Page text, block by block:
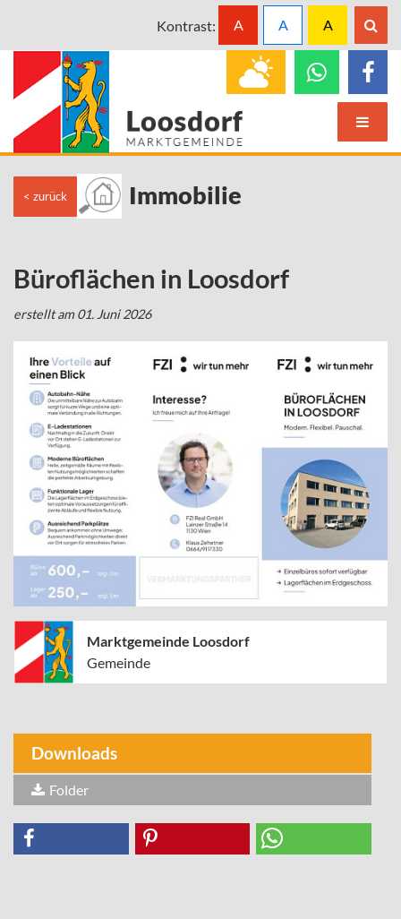
Kontrast: A A A
< zurück Immobilie
Büroflächen in Loosdorf
erstellt am 01. Juni 2026
Marktgemeinde Loosdorf
Gemeinde
Downloads
Folder